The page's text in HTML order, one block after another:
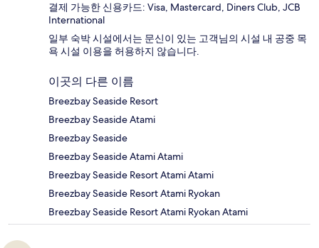
결제 가능한 신용카드: Visa, Mastercard, Diners Club, JCB
International
일부 숙박 시설에서는 문신이 있는 고객님의 시설 내 공중 목
욕 시설 이용을 허용하지 않습니다.
이곳의 다른 이름
Breezbay Seaside Resort
Breezbay Seaside Atami
Breezbay Seaside
Breezbay Seaside Atami Atami
Breezbay Seaside Resort Atami Atami
Breezbay Seaside Resort Atami Ryokan
Breezbay Seaside Resort Atami Ryokan Atami